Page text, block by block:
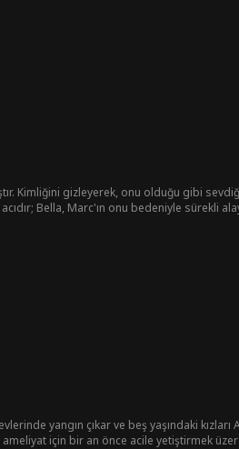
Kimliğini gizleyerek, onu olduğu gibi
Bella, Marc'ın onu bedeniyle sürekli
yangın çıkar ve beş yaşındaki
için bir an önce acile yetiştirmek